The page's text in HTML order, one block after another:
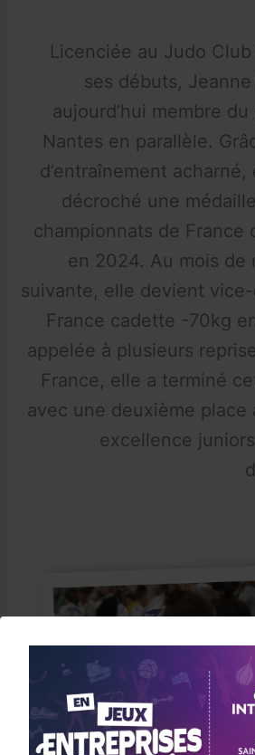
Licenciée au Judo
ses débuts,
aujourd’hui membre
Nantes en parallèle.
d’entraînement
décroché une
championnats de France
en 2024. Au mois de
suivante, elle devient
France cadette -70kg
appelée à plusieurs
France, elle a terminé
avec une deuxième place
excellence